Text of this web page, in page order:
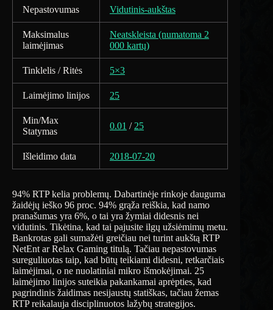
Nepastovumas Vidutinis-aukštas
Maksimalus
laimėjimas
Neatskleista (numatoma 2
000 kartų)
Tinklelis / Ritės 5×3
Laimėjimo linijos 25
Min/Max
Statymas
0.01 / 25
Išleidimo data 2018-07-20
94% RTP kelia problemų. Dabartinėje rinkoje dauguma
žaidėjų ieško 96 proc. 94% grąža reiškia, kad namo
pranašumas yra 6%, o tai yra žymiai didesnis nei
vidutinis. Tikėtina, kad tai pajusite ilgų užsiėmimų metu.
Bankrotas gali sumažėti greičiau nei turint aukštą RTP
NetEnt ar Relax Gaming titulą. Tačiau nepastovumas
sureguliuotas taip, kad būtų teikiami didesni, retkarčiais
laimėjimai, o ne nuolatiniai mikro išmokėjimai. 25
laimėjimo linijos suteikia pakankamai aprėpties, kad
pagrindinis žaidimas nesijaustų statiškas, tačiau žemas
RTP reikalauja disciplinuotos lažybų strategijos.